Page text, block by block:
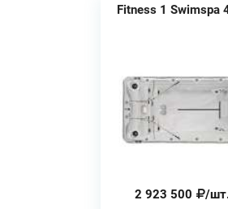
Fitness 1 Swimspa
2 923 500 /